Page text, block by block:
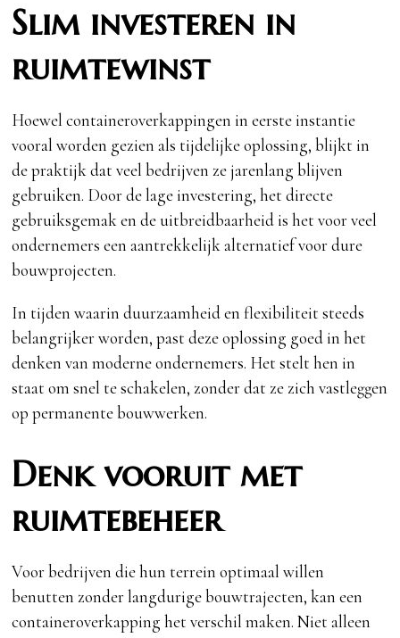
Slim investeren in
ruimtewinst
Hoewel containeroverkappingen in eerste instantie
vooral worden gezien als tijdelijke oplossing, blijkt in
de praktijk dat veel bedrijven ze jarenlang blijven
gebruiken. Door de lage investering, het directe
gebruiksgemak en de uitbreidbaarheid is het voor veel
ondernemers een aantrekkelijk alternatief voor dure
bouwprojecten.
In tijden waarin duurzaamheid en flexibiliteit steeds
belangrijker worden, past deze oplossing goed in het
denken van moderne ondernemers. Het stelt hen in
staat om snel te schakelen, zonder dat ze zich vastleggen
op permanente bouwwerken.
Denk vooruit met
ruimtebeheer
Voor bedrijven die hun terrein optimaal willen
benutten zonder langdurige bouwtrajecten, kan een
containeroverkapping het verschil maken. Niet alleen